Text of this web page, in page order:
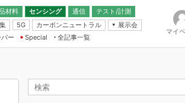
材料 センシング
通信
テスト/計測
5G カーボンニュートラル
展示会
・エッジコンピューティング
ー
Special
全記事一覧
マイ